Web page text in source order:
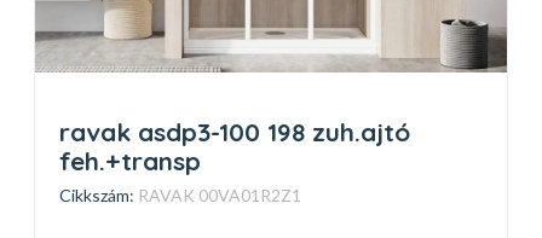
ravak asdp3-100 198 zuh.ajtó
feh.+transp
Cikkszám: RAVAK 00VA01R2Z1